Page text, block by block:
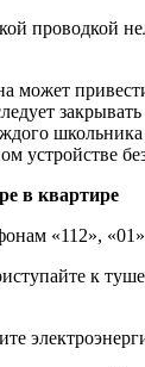
проводкой
может
устройстве
в квартире
«112», «01»
к